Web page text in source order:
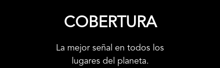
COBERTURA
La mejor señal en todos los
lugares del planeta.